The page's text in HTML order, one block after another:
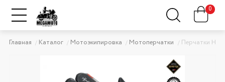
0
Главная Каталог Мотоэкипировка Мотоперчатки Перчатки